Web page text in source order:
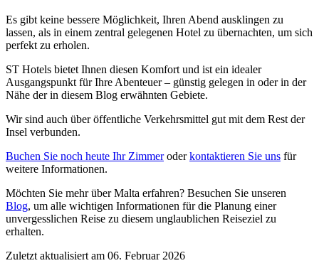
Es gibt keine bessere Möglichkeit, Ihren Abend ausklingen zu
lassen, als in einem zentral gelegenen Hotel zu übernachten, um sich
perfekt zu erholen.
ST Hotels bietet Ihnen diesen Komfort und ist ein idealer
Ausgangspunkt für Ihre Abenteuer – günstig gelegen in oder in der
Nähe der in diesem Blog erwähnten Gebiete.
Wir sind auch über öffentliche Verkehrsmittel gut mit dem Rest der
Insel verbunden.
Buchen Sie noch heute Ihr Zimmeroderkontaktieren Sie uns für
weitere Informationen.
Möchten Sie mehr über Malta erfahren? Besuchen Sie unseren
Blog, um alle wichtigen Informationen für die Planung einer
unvergesslichen Reise zu diesem unglaublichen Reiseziel zu
erhalten.
Zuletzt aktualisiert am 06. Februar 2026